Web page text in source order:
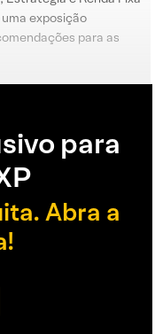
exposição
para as
para
Abra a